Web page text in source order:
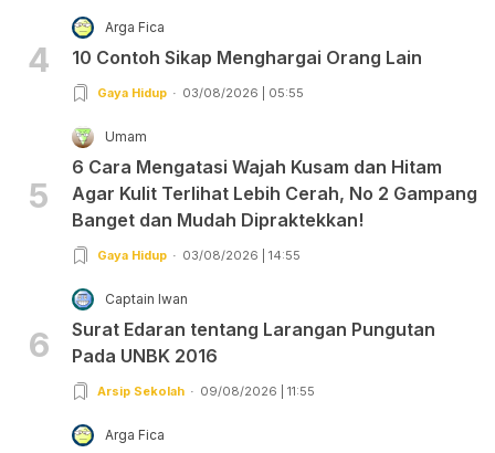
4
Arga Fica
10 Contoh Sikap Menghargai Orang Lain
Gaya Hidup 03/08/2026 | 05:55
5
Umam
6 Cara Mengatasi Wajah Kusam dan Hitam
Agar Kulit Terlihat Lebih Cerah, No 2 Gampang
Banget dan Mudah Dipraktekkan!
Gaya Hidup 03/08/2026 | 14:55
6
Captain Iwan
Surat Edaran tentang Larangan Pungutan
Pada UNBK 2016
Arsip Sekolah 09/08/2026 | 11:55
Arga Fica